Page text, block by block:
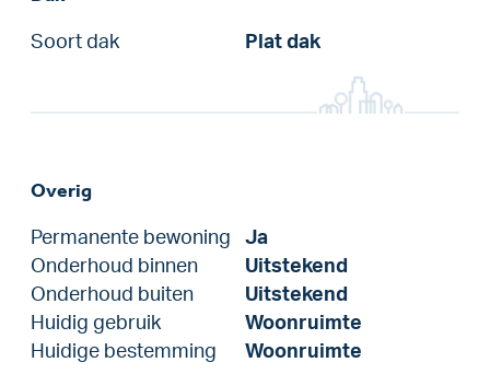
Soort dak Plat dak
Overig
Permanente bewoning
Ja
Onderhoud binnen
Uitstekend
Onderhoud buiten
Uitstekend
Huidig gebruik
Woonruimte
Huidige bestemming
Woonruimte